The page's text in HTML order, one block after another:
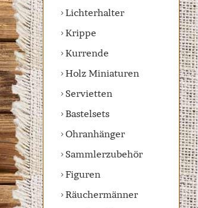
Lichterhalter
Krippe
Kurrende
Holz Miniaturen
Servietten
Bastelsets
Ohranhänger
Sammlerzubehör
Figuren
Räuchermänner